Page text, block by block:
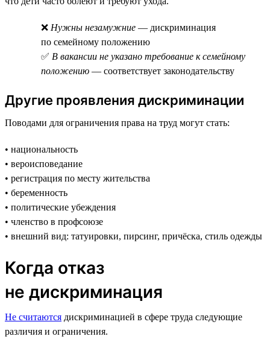
❌ Нужны незамужние — дискриминация
по семейному положению
✅ В вакансии не указано требование к семейному
положению — соответствует законодательству
Другие проявления дискриминации
Поводами для ограничения права на труд могут стать:
• национальность
• вероисповедание
• регистрация по месту жительства
• беременность
• политические убеждения
• членство в профсоюзе
• внешний вид: татуировки, пирсинг, причёска, стиль одежды
Когда отказ
не дискриминация
Не считаются дискриминацией в сфере труда следующие
различия и ограничения.